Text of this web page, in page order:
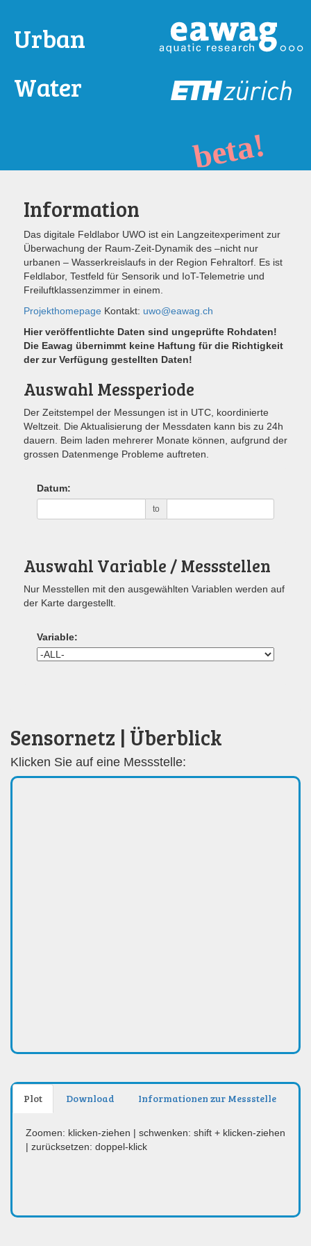
Urban
Water
Observatory - Open Data
Information
Das digitale Feldlabor UWO ist ein Langzeitexperiment zur
Überwachung der Raum-Zeit-Dynamik des –nicht nur
urbanen – Wasserkreislaufs in der Region Fehraltorf. Es ist
Feldlabor, Testfeld für Sensorik und IoT-Telemetrie und
Freiluftklassenzimmer in einem.
Projekthomepage Kontakt: uwo@eawag.ch
Hier veröffentlichte Daten sind ungeprüfte Rohdaten!
Die Eawag übernimmt keine Haftung für die Richtigkeit
der zur Verfügung gestellten Daten!
Auswahl Messperiode
Der Zeitstempel der Messungen ist in UTC, koordinierte
Weltzeit. Die Aktualisierung der Messdaten kann bis zu 24h
dauern. Beim laden mehrerer Monate können, aufgrund der
grossen Datenmenge Probleme auftreten.
Datum:
to
Auswahl Variable / Messstellen
Nur Messtellen mit den ausgewählten Variablen werden auf
der Karte dargestellt.
Variable:
Sensornetz | Überblick
Klicken Sie auf eine Messstelle:
Plot Download Informationen zur Messstelle
Zoomen: klicken-ziehen | schwenken: shift + klicken-ziehen
| zurücksetzen: doppel-klick